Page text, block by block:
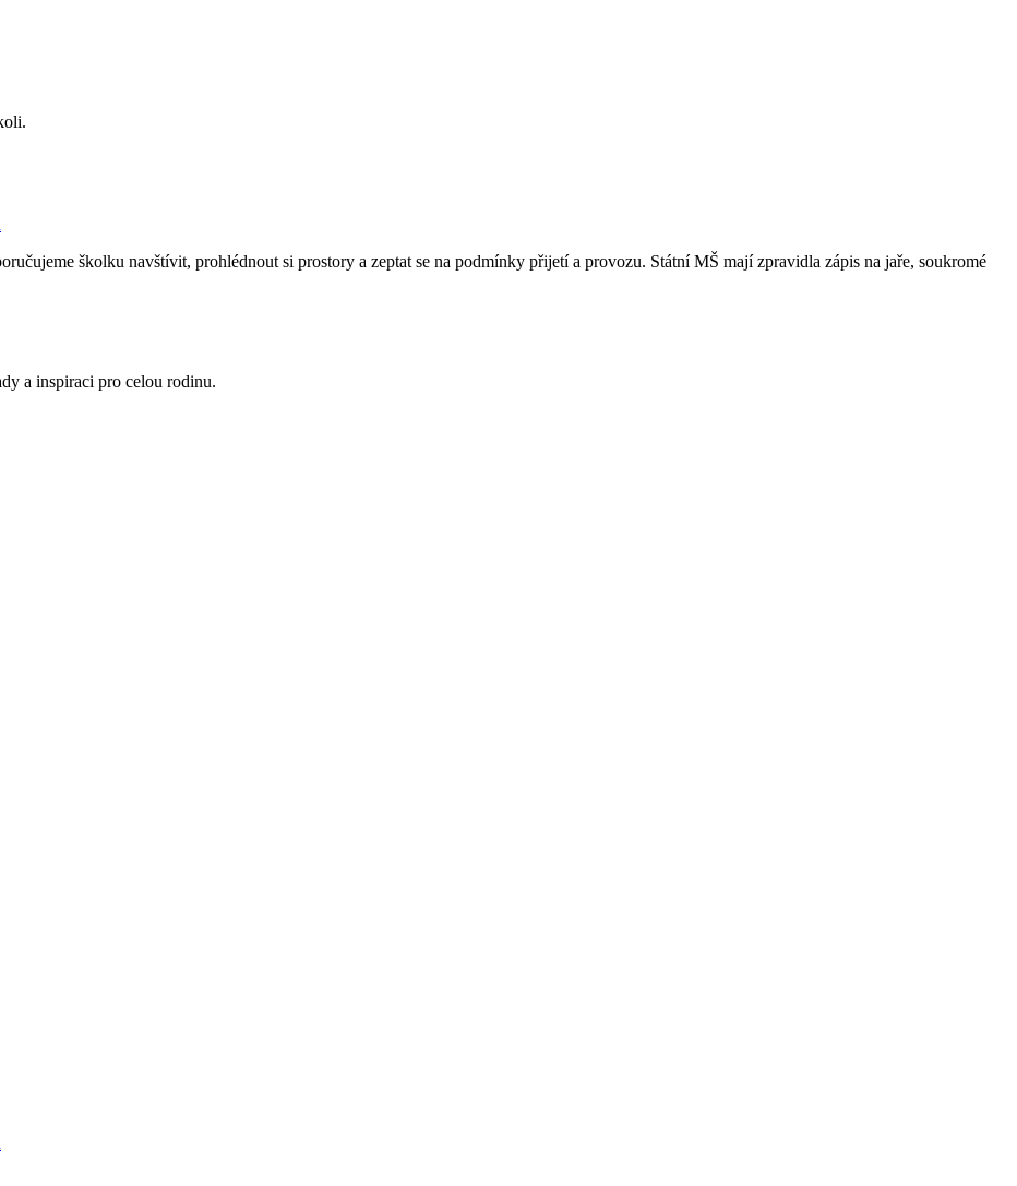
školku navštívit, prohlédnout si prostory a zeptat se na podmínky přijetí a provozu. Státní MŠ mají zpravidla zápis na jaře, soukromé
a inspiraci pro celou rodinu.